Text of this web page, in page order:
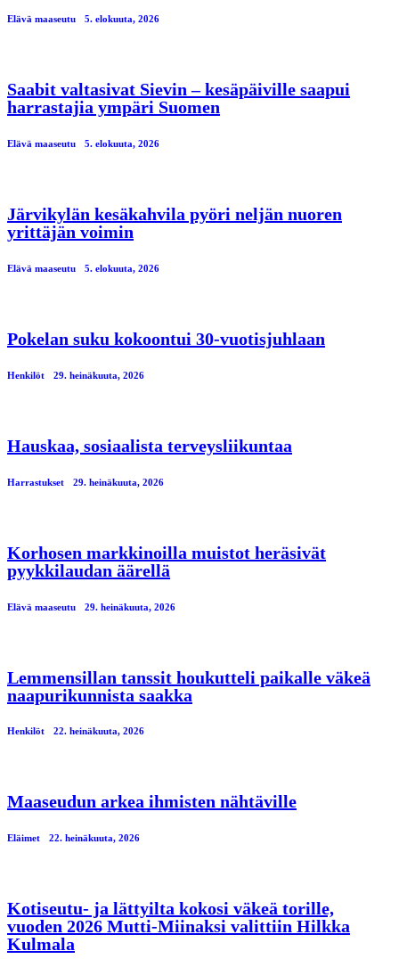
Elävä maaseutu 5. elokuuta, 2026
Saabit valtasivat Sievin – kesäpäiville saapui
harrastajia ympäri Suomen
Elävä maaseutu 5. elokuuta, 2026
Järvikylän kesäkahvila pyöri neljän nuoren
yrittäjän voimin
Elävä maaseutu 5. elokuuta, 2026
Pokelan suku kokoontui 30-vuotisjuhlaan
Henkilöt 29. heinäkuuta, 2026
Hauskaa, sosiaalista terveysliikuntaa
Harrastukset 29. heinäkuuta, 2026
Korhosen markkinoilla muistot heräsivät
pyykkilaudan äärellä
Elävä maaseutu 29. heinäkuuta, 2026
Lemmensillan tanssit houkutteli paikalle väkeä
naapurikunnista saakka
Henkilöt 22. heinäkuuta, 2026
Maaseudun arkea ihmisten nähtäville
Eläimet 22. heinäkuuta, 2026
Kotiseutu- ja lättyilta kokosi väkeä torille,
vuoden 2026 Mutti-Miinaksi valittiin Hilkka
Kulmala